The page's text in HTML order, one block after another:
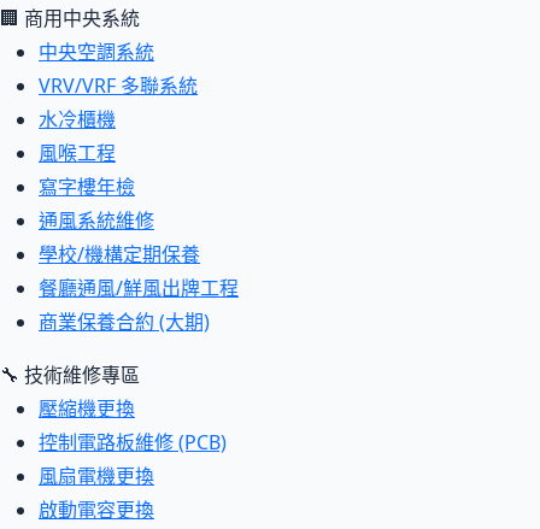
🏢 商用中央系統
中央空調系統
VRV/VRF 多聯系統
水冷櫃機
風喉工程
寫字樓年檢
通風系統維修
學校/機構定期保養
餐廳通風/鮮風出牌工程
商業保養合約 (大期)
🔧 技術維修專區
壓縮機更換
控制電路板維修 (PCB)
風扇電機更換
啟動電容更換